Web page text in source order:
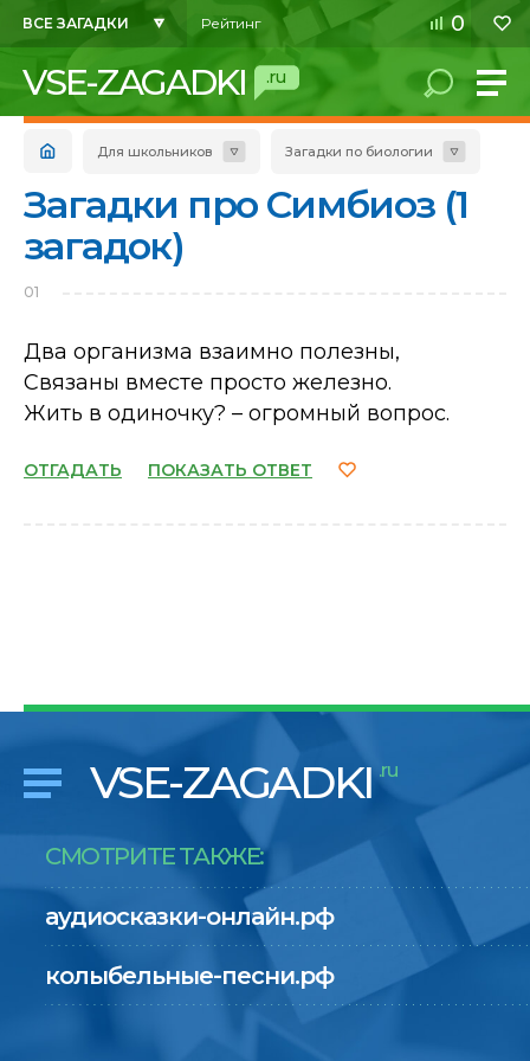
ВСЕ ЗАГАДКИ Рейтинг 0
VSE-ZAGADKI .ru
Для школьников Загадки по биологии
Загадки про Симбиоз (1
загадок)
01
Два организма взаимно полезны,
Связаны вместе просто железно.
Жить в одиночку? – огромный вопрос.
ОТГАДАТЬ ПОКАЗАТЬ ОТВЕТ
VSE-ZAGADKI .ru
СМОТРИТЕ ТАКЖЕ:
аудиосказки-онлайн.рф
колыбельные-песни.рф